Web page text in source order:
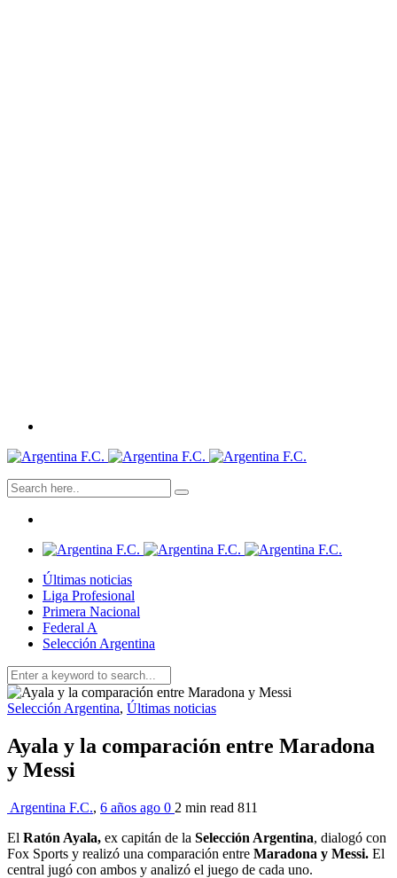
Últimas noticias
Liga Profesional
Primera Nacional
Federal A
Selección Argentina
Selección Argentina, Últimas noticias
Ayala y la comparación entre Maradona
y Messi
Argentina F.C., 6 años ago 0 2 min read 811
El Ratón Ayala, ex capitán de la Selección Argentina, dialogó con
Fox Sports y realizó una comparación entre Maradona y Messi. El
central jugó con ambos y analizó el juego de cada uno.